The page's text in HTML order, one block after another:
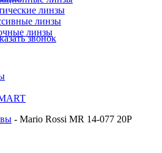
линзы
линзы
линзы
звонок
- Mario Rossi MR 14-077 20P